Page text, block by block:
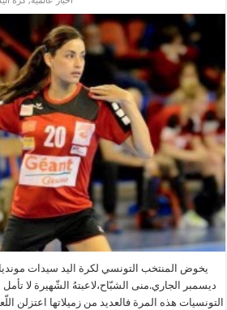
ديسمبر الجاري.منى الشبّاح،لاعبتهُ الشّهيرة لا
التونسيات هذه المرة فالعديد من زميلاتها اعتزلن